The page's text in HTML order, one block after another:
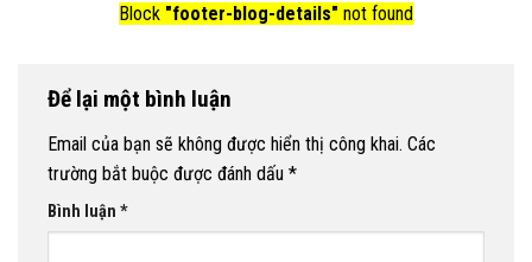
Block "footer-blog-details" not found
Để lại một bình luận
Email của bạn sẽ không được hiển thị công khai. Các
trường bắt buộc được đánh dấu *
Bình luận *